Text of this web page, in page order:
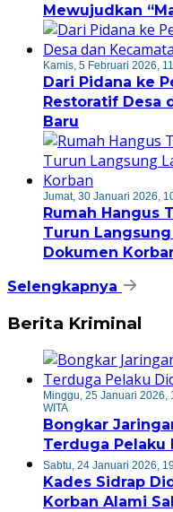
Mewujudkan
Kamis, 5 Februari 2026,
Dari Pidana ke
Restoratif Desa
Baru
Jumat, 30 Januari 2026,
Rumah Hangus
Turun
Dokumen
Selengkapnya
Berita Kriminal
Minggu, 25 Januari 2026,
WITA
Bongkar
Terduga Pelaku
Sabtu, 24 Januari 2026,
Kades Sidrap
Korban Alami